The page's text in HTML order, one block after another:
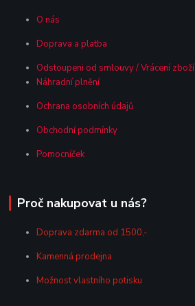
O nás
Doprava a platba
Odstoupeni od smlouvy / Vrácení zboží
Náhradní plnění
Ochrana osobních údajů
Obchodní podmínky
Pomocníček
Proč nakupovat u nás?
Doprava zdarma od 1500,-
Kamenná prodejna
Možnost vlastního potisku